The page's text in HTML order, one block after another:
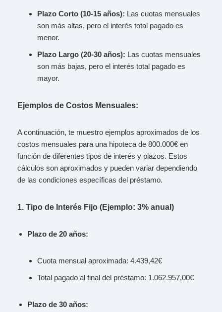
Plazo Corto (10-15 años): Las cuotas mensuales
son más altas, pero el interés total pagado es
menor.
Plazo Largo (20-30 años): Las cuotas mensuales
son más bajas, pero el interés total pagado es
mayor.
Ejemplos de Costos Mensuales:
A continuación, te muestro ejemplos aproximados de los
costos mensuales para una hipoteca de 800.000€ en
función de diferentes tipos de interés y plazos. Estos
cálculos son aproximados y pueden variar dependiendo
de las condiciones específicas del préstamo.
1. Tipo de Interés Fijo (Ejemplo: 3% anual)
Plazo de 20 años:
Cuota mensual aproximada: 4.439,42€
Total pagado al final del préstamo: 1.062.957,00€
Plazo de 30 años: